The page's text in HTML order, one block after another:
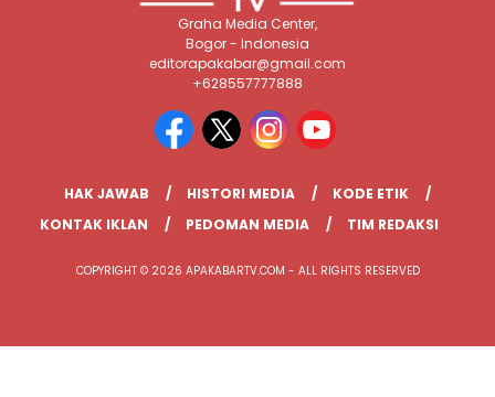
Graha Media Center,
Bogor - Indonesia
editorapakabar@gmail.com
+628557777888
HAK JAWAB HISTORI MEDIA
KODE ETIK
KONTAK IKLAN
PEDOMAN MEDIA TIM REDAKSI
COPYRIGHT © 2026 APAKABARTV.COM - ALL RIGHTS RESERVED